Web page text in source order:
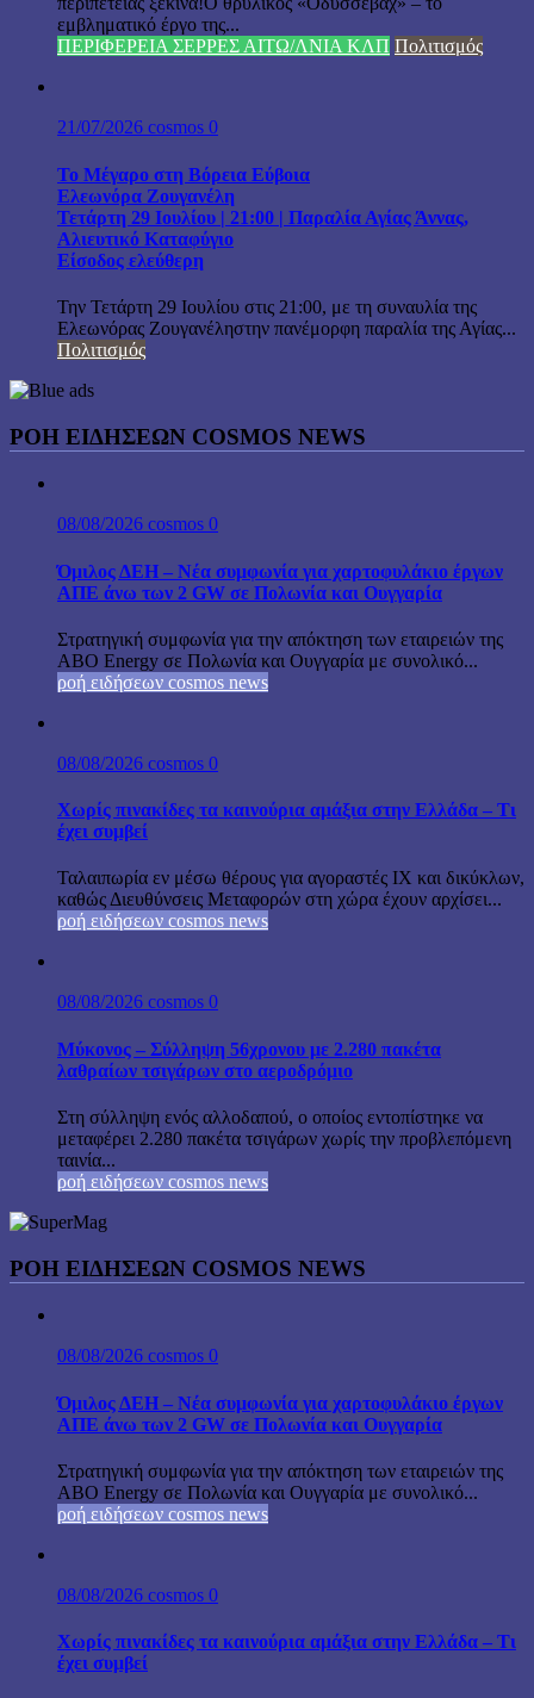
εμβληματικό έργο της...
ΠΕΡΙΦΕΡΕΙΑ ΣΕΡΡΕΣ ΑΙΤΩ/ΛΝΙΑ ΚΛΠ Πολιτισμός
21/07/2026 cosmos 0
Το Μέγαρο στη Βόρεια Εύβοια
Ελεωνόρα Ζουγανέλη
Τετάρτη 29 Ιουλίου | 21:00 | Παραλία Αγίας Άννας,
Αλιευτικό Καταφύγιο
Είσοδος ελεύθερη
Την Τετάρτη 29 Ιουλίου στις 21:00, με τη συναυλία της
Ελεωνόρας Ζουγανέληστην πανέμορφη παραλία της Αγίας...
Πολιτισμός
ΡΟΗ ΕΙΔΗΣΕΩΝ COSMOS NEWS
08/08/2026 cosmos 0
Όμιλος ΔΕΗ – Νέα συμφωνία για χαρτοφυλάκιο έργων
ΑΠΕ άνω των 2 GW σε Πολωνία και Ουγγαρία
Στρατηγική συμφωνία για την απόκτηση των εταιρειών της
ABO Energy σε Πολωνία και Ουγγαρία με συνολικό...
ροή ειδήσεων cosmos news
08/08/2026 cosmos 0
Χωρίς πινακίδες τα καινούρια αμάξια στην Ελλάδα – Τι
έχει συμβεί
Ταλαιπωρία εν μέσω θέρους για αγοραστές ΙΧ και δικύκλων,
καθώς Διευθύνσεις Μεταφορών στη χώρα έχουν αρχίσει...
ροή ειδήσεων cosmos news
08/08/2026 cosmos 0
Μύκονος – Σύλληψη 56χρονου με 2.280 πακέτα
λαθραίων τσιγάρων στο αεροδρόμιο
Στη σύλληψη ενός αλλοδαπού, ο οποίος εντοπίστηκε να
μεταφέρει 2.280 πακέτα τσιγάρων χωρίς την προβλεπόμενη
ταινία...
ροή ειδήσεων cosmos news
ΡΟΉ ΕΙΔΉΣΕΩΝ COSMOS NEWS
08/08/2026 cosmos 0
Όμιλος ΔΕΗ – Νέα συμφωνία για χαρτοφυλάκιο έργων
ΑΠΕ άνω των 2 GW σε Πολωνία και Ουγγαρία
Στρατηγική συμφωνία για την απόκτηση των εταιρειών της
ABO Energy σε Πολωνία και Ουγγαρία με συνολικό...
ροή ειδήσεων cosmos news
08/08/2026 cosmos 0
Χωρίς πινακίδες τα καινούρια αμάξια στην Ελλάδα – Τι
έχει συμβεί